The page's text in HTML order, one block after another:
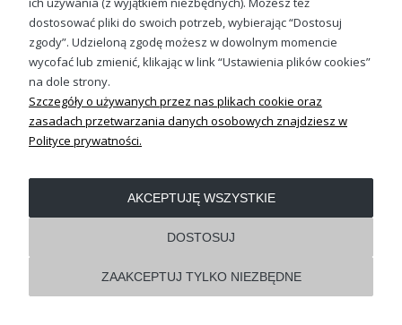
REGULAMINY
Pokaż pełną wersję strony
dostosować pliki do swoich potrzeb, wybierając “Dostosuj
zgody”. Udzieloną zgodę możesz w dowolnym momencie
wycofać lub zmienić, klikając w link “Ustawienia plików cookies”
na dole strony.
Szczegóły o używanych przez nas plikach cookie oraz
zasadach przetwarzania danych osobowych znajdziesz w
Polityce prywatności.
ZAAKCEPTUJ TYLKO NIEZBĘDNE
DOSTOSUJ
AKCEPTUJĘ WSZYSTKIE